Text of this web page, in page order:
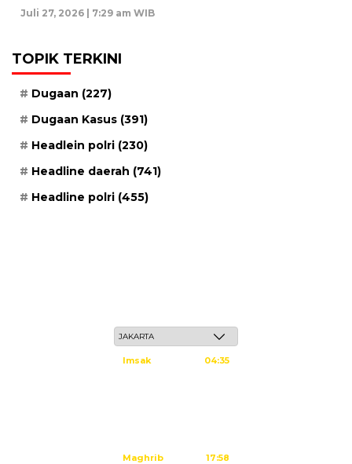
Juli 27, 2026 | 7:29 am WIB
TOPIK TERKINI
Dugaan (227)
Dugaan Kasus (391)
Headlein polri (230)
Headline daerah (741)
Headline polri (455)
Imsak 04:35
Maghrib 17:58